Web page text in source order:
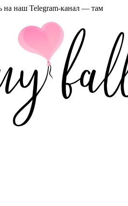
на наш Telegram-канал — там